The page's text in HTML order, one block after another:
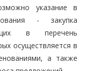
указание в
- закупка
в перечень
осуществляется в
а также